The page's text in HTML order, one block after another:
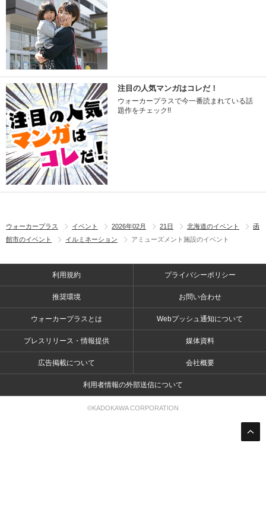
注目の人気マンガはコレだ！
ウォーカープラスで今一番読まれている話
題作をチェック!!
ウォーカープラス イベント 2026年02月 21日 北海道のイベント
函
館市のイベント
イルミネーション アミューズメント施設のイベント
利用規約 プライバシーポリシー
推奨環境 お問い合わせ
ウォーカープラスとは Webプッシュ通知について
プレスリリース・情報提供 媒体資料
広告掲載について 会社概要
利用者情報の外部送信について
©KADOKAWA CORPORATION